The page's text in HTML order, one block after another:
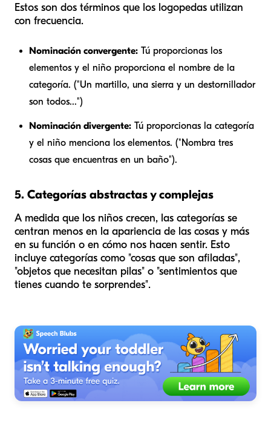
Estos son dos términos que los logopedas utilizan
con frecuencia.
Nominación convergente: Tú proporcionas los
elementos y el niño proporciona el nombre de la
categoría. ("Un martillo, una sierra y un destornillador
son todos...")
Nominación divergente: Tú proporcionas la categoría
y el niño menciona los elementos. ("Nombra tres
cosas que encuentras en un baño").
5. Categorías abstractas y complejas
A medida que los niños crecen, las categorías se
centran menos en la apariencia de las cosas y más
en su función o en cómo nos hacen sentir. Esto
incluye categorías como "cosas que son afiladas",
"objetos que necesitan pilas" o "sentimientos que
tienes cuando te sorprendes".